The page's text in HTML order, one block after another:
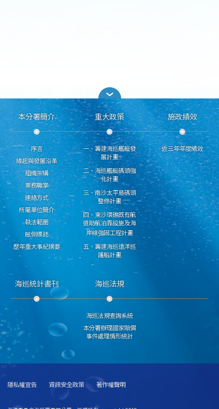
本分署簡介
序言
緣起與發展沿革
組織架構
業務職掌
連絡方式
所屬單位簡介
執法範圍
舷側標誌
歷年重大事紀摘要
重大政策
一、籌建海巡艦艇發
展計畫
二、海巡艦艇碼頭強
化計畫
三、南沙太平島碼頭
整修計畫
四、東沙環礁既有航
道助航泊靠設施及海
岸線強固工程計畫
五、籌建海巡遠洋巡
護船計畫
施政績效
近三年年度績效
海巡統計書刊 海巡法規
海巡法規查詢系統
本分署辦理國家賠償
事件處理情形統計
隱私權宣告 資訊安全政策 著作權聲明